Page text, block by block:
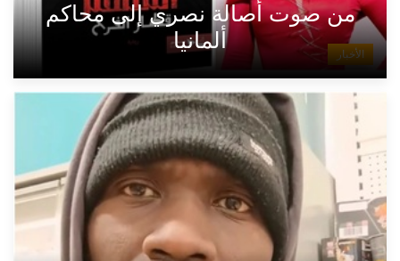
الأخبار
من صوت أصالة نصري إلى محاكم
ألمانيا